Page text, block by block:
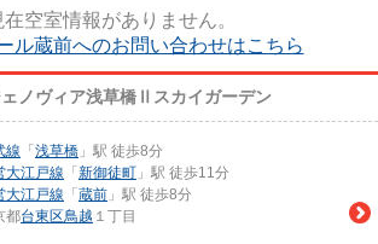
在空室情報がありません。
ル蔵前へのお問い合わせはこちら
ノヴィア浅草橋Ⅱスカイガーデン
線 「 浅草橋 」駅 徒歩8分
大江戸線 「 新御徒町 」駅 徒歩11分
大江戸線 「 蔵前 」駅 徒歩8分
都台東区鳥越 １丁目